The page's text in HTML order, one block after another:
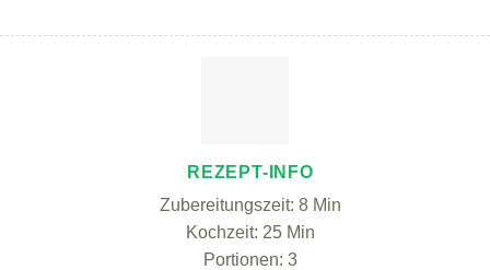
REZEPT-INFO
Zubereitungszeit: 8 Min
Kochzeit: 25 Min
Portionen: 3